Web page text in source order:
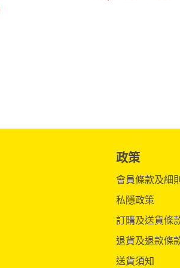
政策
會員條款及細則
私隱政策
訂購及送貨條
退貨及退款條
送貨須知